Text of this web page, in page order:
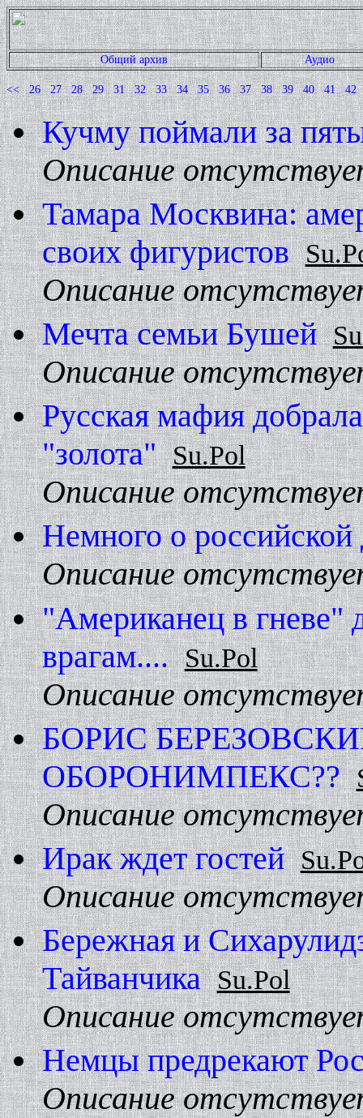
Общий архив Аудио
<< 26 27 28 29 31 32 33 34 35 36 37 38 39 40 41 42
Кучму поймали за
Описание
Тамара Москвина:
своих фигуристов
Описание
Мечта семьи Бушей
Описание
Русская мафия
"золота" Su.Pol
Описание
Hемного о российской
Описание
"Американец в гневе"
врагам.... Su.Pol
Описание
БОРИС
ОБОРОHИМПЕКС??
Описание
Ирак ждет гостей
Описание
Бережная и
Тайванчика Su.Pol
Описание
Hемцы предрекают
Описание